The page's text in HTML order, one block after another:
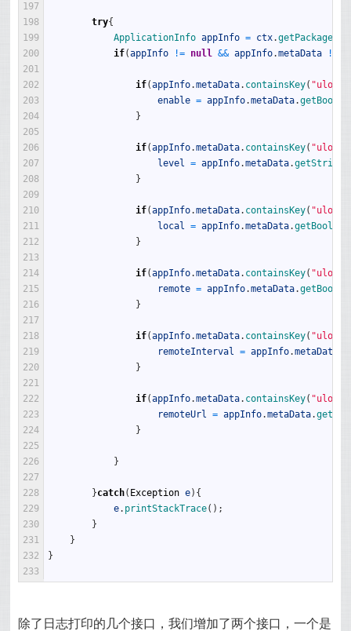
197
198
199
200
201
202
203
204
205
206
207
208
209
210
211
212
213
214
215
216
217
218
219
220
221
222
223
224
225
226
227
228
229
230
231
232
233
try{
ApplicationInfo appInfo = ctx.
if(appInfo != null && appInfo.metaData !=
if(appInfo.metaData. containsKey(
enable = appInfo.metaData.
}
if(appInfo.metaData. containsKey(
level
= appInfo.metaData.getString
}
if(appInfo.metaData. containsKey(
local
= appInfo.metaData.getBoolean
}
if(appInfo.metaData. containsKey(
remote = appInfo.metaData.
}
if(appInfo.metaData. containsKey(
remoteInterval
= appInfo.metaData
}
if(appInfo.metaData. containsKey(
remoteUrl
= appInfo.metaData.
}
}
}catch( Exception e) {
e. printStackTrace( ) ;
}
}
}
除了日志打印的几个接口，我们增加了两个接口，一个是